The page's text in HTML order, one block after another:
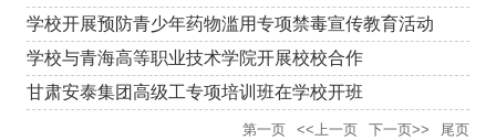
学校开展预防青少年药物滥用专项禁毒宣传教育活动
学校与青海高等职业技术学院开展校校合作
甘肃安泰集团高级工专项培训班在学校开班
第一页 <<上一页 下一页>> 尾页